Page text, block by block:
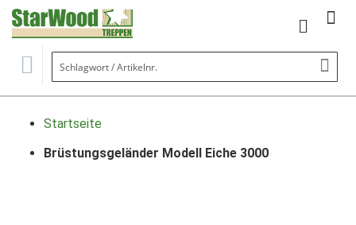
Mein
Startseite
Brüstungsgeländer Modell Eiche 3000